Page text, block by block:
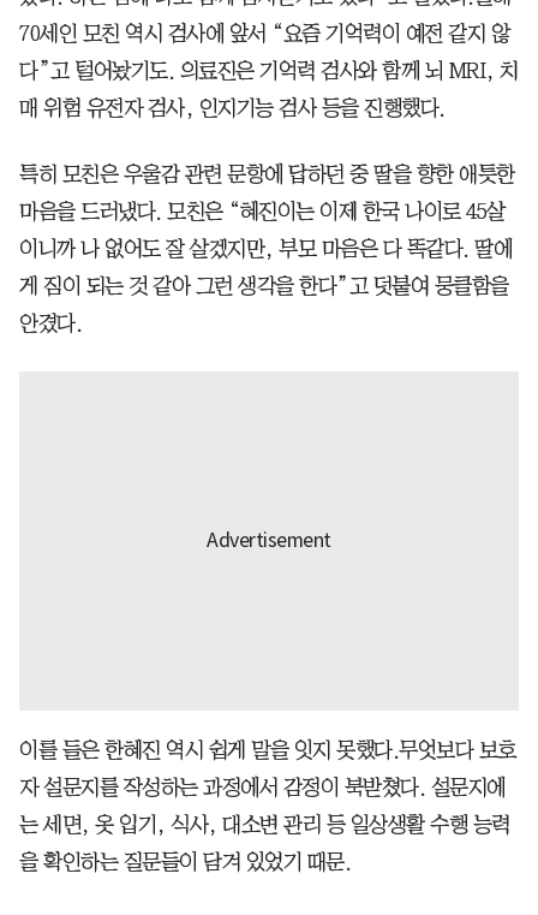
70세인 모친 역시 검사에 앞서 “요즘 기억력이 예전 같지 않
다”고 털어놨기도. 의료진은 기억력 검사와 함께 뇌 MRI, 치
매 위험 유전자 검사, 인지기능 검사 등을 진행했다.
특히 모친은 우울감 관련 문항에 답하던 중 딸을 향한 애틋한
마음을 드러냈다. 모친은 “혜진이는 이제 한국 나이로 45살
이니까 나 없어도 잘 살겠지만, 부모 마음은 다 똑같다. 딸에
게 짐이 되는 것 같아 그런 생각을 한다”고 덧붙여 뭉클함을
안겼다.
이를 들은 한혜진 역시 쉽게 말을 잇지 못했다.무엇보다 보호
자 설문지를 작성하는 과정에서 감정이 북받쳤다. 설문지에
는 세면, 옷 입기, 식사, 대소변 관리 등 일상생활 수행 능력
을 확인하는 질문들이 담겨 있었기 때문.